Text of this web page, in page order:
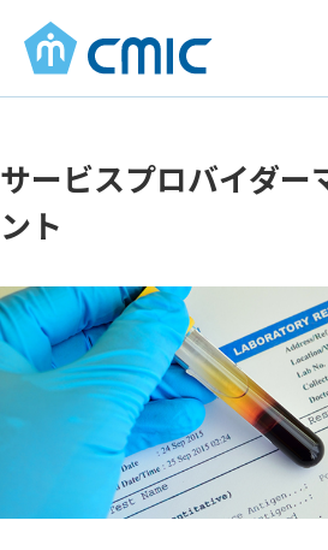
サービスプロバイダー
ント